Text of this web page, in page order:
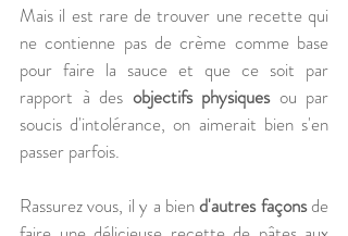
Mais il est rare de trouver une recette qui
ne contienne pas de crème comme base
pour faire la sauce et que ce soit par
rapport à des objectifs physiques ou par
soucis d'intolérance, on aimerait bien s'en
passer parfois.
Rassurez vous, il y a bien d'autres façons de